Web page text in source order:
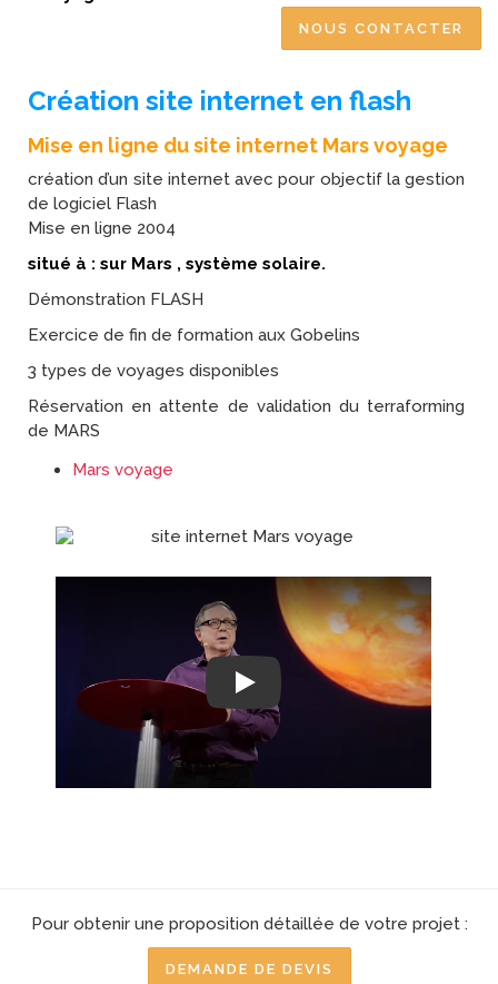
NOUS CONTACTER
Création site internet en flash
Mise en ligne du site internet Mars voyage
création d’un site internet avec pour objectif la gestion
de logiciel Flash
Mise en ligne 2004
situé à : sur Mars , système solaire.
Démonstration FLASH
Exercice de fin de formation aux Gobelins
3 types de voyages disponibles
Réservation en attente de validation du terraforming
de MARS
Mars voyage
Play
Pour obtenir une proposition détaillée de votre projet :
DEMANDE DE DEVIS